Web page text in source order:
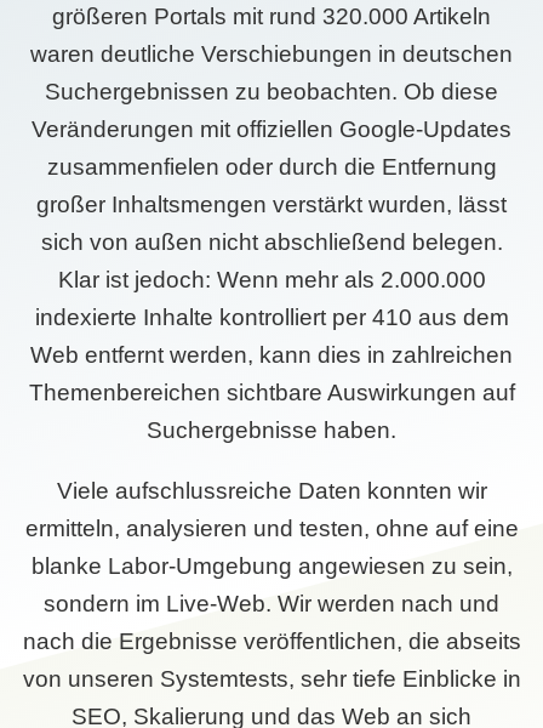
größeren Portals mit rund 320.000 Artikeln
waren deutliche Verschiebungen in deutschen
Suchergebnissen zu beobachten. Ob diese
Veränderungen mit offiziellen Google-Updates
zusammenfielen oder durch die Entfernung
großer Inhaltsmengen verstärkt wurden, lässt
sich von außen nicht abschließend belegen.
Klar ist jedoch: Wenn mehr als 2.000.000
indexierte Inhalte kontrolliert per 410 aus dem
Web entfernt werden, kann dies in zahlreichen
Themenbereichen sichtbare Auswirkungen auf
Suchergebnisse haben.
Viele aufschlussreiche Daten konnten wir
ermitteln, analysieren und testen, ohne auf eine
blanke Labor-Umgebung angewiesen zu sein,
sondern im Live-Web. Wir werden nach und
nach die Ergebnisse veröffentlichen, die abseits
von unseren Systemtests, sehr tiefe Einblicke in
SEO, Skalierung und das Web an sich